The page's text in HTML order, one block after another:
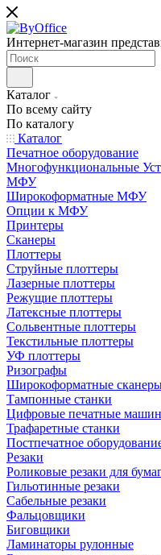
Интернет-магазин
Каталог
По всему сайту
По каталогу
Каталог
Печатное оборудование
Многофункциональные
МФУ
Широкоформатные МФУ
Опции к МФУ
Принтеры
Сканеры
Плоттеры
Струйные плоттеры
Лазерные плоттеры
Режущие плоттеры
Латексные плоттеры
Сольвентные плоттеры
Текстильные плоттеры
УФ плоттеры
Ризографы
Широкоформатные
Тампонные станки
Цифровые печатные
Трафаретные станки
Постпечатное
Резаки
Роликовые резаки для
Гильотинные резаки
Сабельные резаки
Фальцовщики
Биговщики
Ламинаторы рулонные